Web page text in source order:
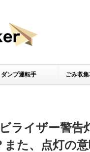
ダンプ運転手 ごみ収
ライザー警
また、点灯の